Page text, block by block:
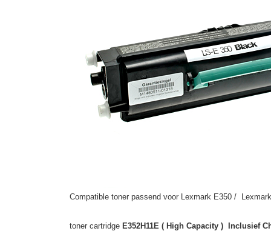
Compatible toner passend voor Lexmark E350 /
toner cartridge E352H11E ( High Capacity ) Inclusief